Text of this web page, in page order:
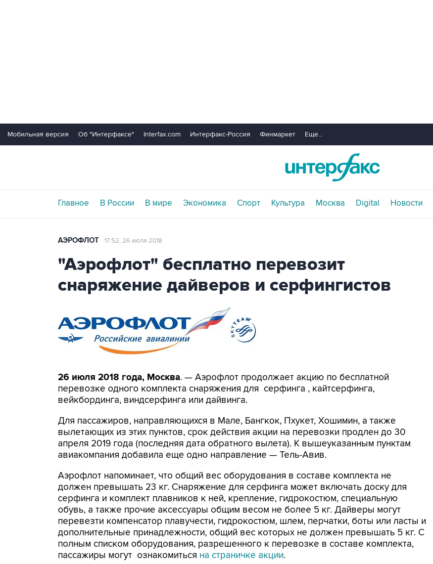
Мобильная версия Об "Интерфаксе" Interfax.com Интерфакс-Россия Финмаркет Еще...
Главное В России В мире Экономика Спорт Культура Москва Digital Новости
АЭРОФЛОТ 17:52, 26 июля 2018
"Аэрофлот" бесплатно перевозит
снаряжение дайверов и серфингистов
26 июля 2018 года, Москва. — Аэрофлот продолжает акцию по бесплатной
перевозке одного комплекта снаряжения для серфинга , кайтсерфинга,
вейкбординга, виндсерфинга или дайвинга.
Для пассажиров, направляющихся в Мале, Бангкок, Пхукет, Хошимин, а также
вылетающих из этих пунктов, срок действия акции на перевозки продлен до 30
апреля 2019 года (последняя дата обратного вылета). К вышеуказанным пунктам
авиакомпания добавила еще одно направление — Тель-Авив.
Аэрофлот напоминает, что общий вес оборудования в составе комплекта не
должен превышать 23 кг. Снаряжение для серфинга может включать доску для
серфинга и комплект плавников к ней, крепление, гидрокостюм, специальную
обувь, а также прочие аксессуары общим весом не более 5 кг. Дайверы могут
перевезти компенсатор плавучести, гидрокостюм, шлем, перчатки, боты или ласты и
дополнительные принадлежности, общий вес которых не должен превышать 5 кг. С
полным списком оборудования, разрешенного к перевозке в составе комплекта,
пассажиры могут ознакомиться на страничке акции.